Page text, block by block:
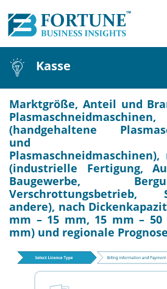
Kasse
Marktgröße, Anteil und
(handgehaltene
und
(industrielle Fertigung,
Baugewerbe,
andere), nach
mm – 15 mm, 15 mm –
mm) und regionale